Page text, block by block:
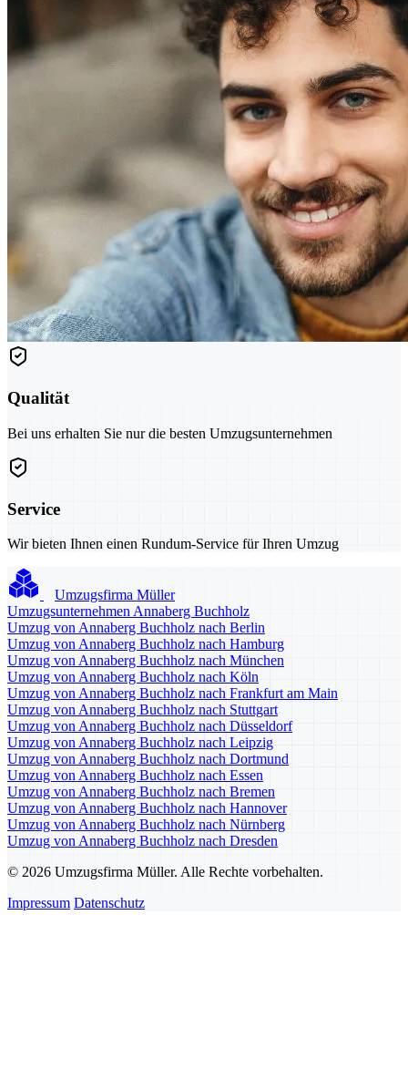
Qualität
Bei uns erhalten Sie nur die besten Umzugsunternehmen
Service
Wir bieten Ihnen einen Rundum-Service für Ihren Umzug
Umzugsfirma Müller
Umzugsunternehmen Annaberg Buchholz
Umzug von Annaberg Buchholz nach Berlin
Umzug von Annaberg Buchholz nach Hamburg
Umzug von Annaberg Buchholz nach München
Umzug von Annaberg Buchholz nach Köln
Umzug von Annaberg Buchholz nach Frankfurt am Main
Umzug von Annaberg Buchholz nach Stuttgart
Umzug von Annaberg Buchholz nach Düsseldorf
Umzug von Annaberg Buchholz nach Leipzig
Umzug von Annaberg Buchholz nach Dortmund
Umzug von Annaberg Buchholz nach Essen
Umzug von Annaberg Buchholz nach Bremen
Umzug von Annaberg Buchholz nach Hannover
Umzug von Annaberg Buchholz nach Nürnberg
Umzug von Annaberg Buchholz nach Dresden
© 2026 Umzugsfirma Müller. Alle Rechte vorbehalten.
Impressum Datenschutz